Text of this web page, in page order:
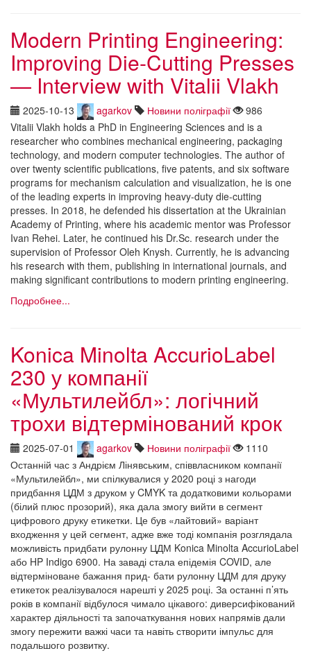
Modern Printing Engineering:
Improving Die-Cutting Presses
— Interview with Vitalii Vlakh
2025-10-13 agarkov Новини поліграфії
986
Vitalii Vlakh holds a PhD in Engineering Sciences and is a
researcher who combines mechanical engineering, packaging
technology, and modern computer technologies. The author of
over twenty scientific publications, five patents, and six software
programs for mechanism calculation and visualization, he is one
of the leading experts in improving heavy-duty die-cutting
presses. In 2018, he defended his dissertation at the Ukrainian
Academy of Printing, where his academic mentor was Professor
Ivan Rehei. Later, he continued his Dr.Sc. research under the
supervision of Professor Oleh Knysh. Currently, he is advancing
his research with them, publishing in international journals, and
making significant contributions to modern printing engineering.
Подробнее...
Konica Minolta AccurioLabel
230 у компанії
«Мультилейбл»: логічний
трохи відтермінований крок
2025-07-01 agarkov Новини поліграфії
1110
Останній час з Андрієм Лінявським, співвласником компанії
«Мультилейбл», ми спілкувалися у 2020 році з нагоди
придбання ЦДМ з друком у CMYK та додатковими кольорами
(білий плюс прозорий), яка дала змогу вийти в сегмент
цифрового друку етикетки. Це був «лайтовий» варіант
входження у цей сегмент, адже вже тоді компанія розглядала
можливість придбати рулонну ЦДМ Konica Minolta AccurioLabel
або HP Indigo 6900. На заваді стала епідемія COVID, але
відтерміноване бажання прид- бати рулонну ЦДМ для друку
етикеток реалізувалося нарешті у 2025 році. За останні п’ять
років в компанії відбулося чимало цікавого: диверсифікований
характер діяльності та започаткування нових напрямів дали
змогу пережити важкі часи та навіть створити імпульс для
подальшого розвитку.